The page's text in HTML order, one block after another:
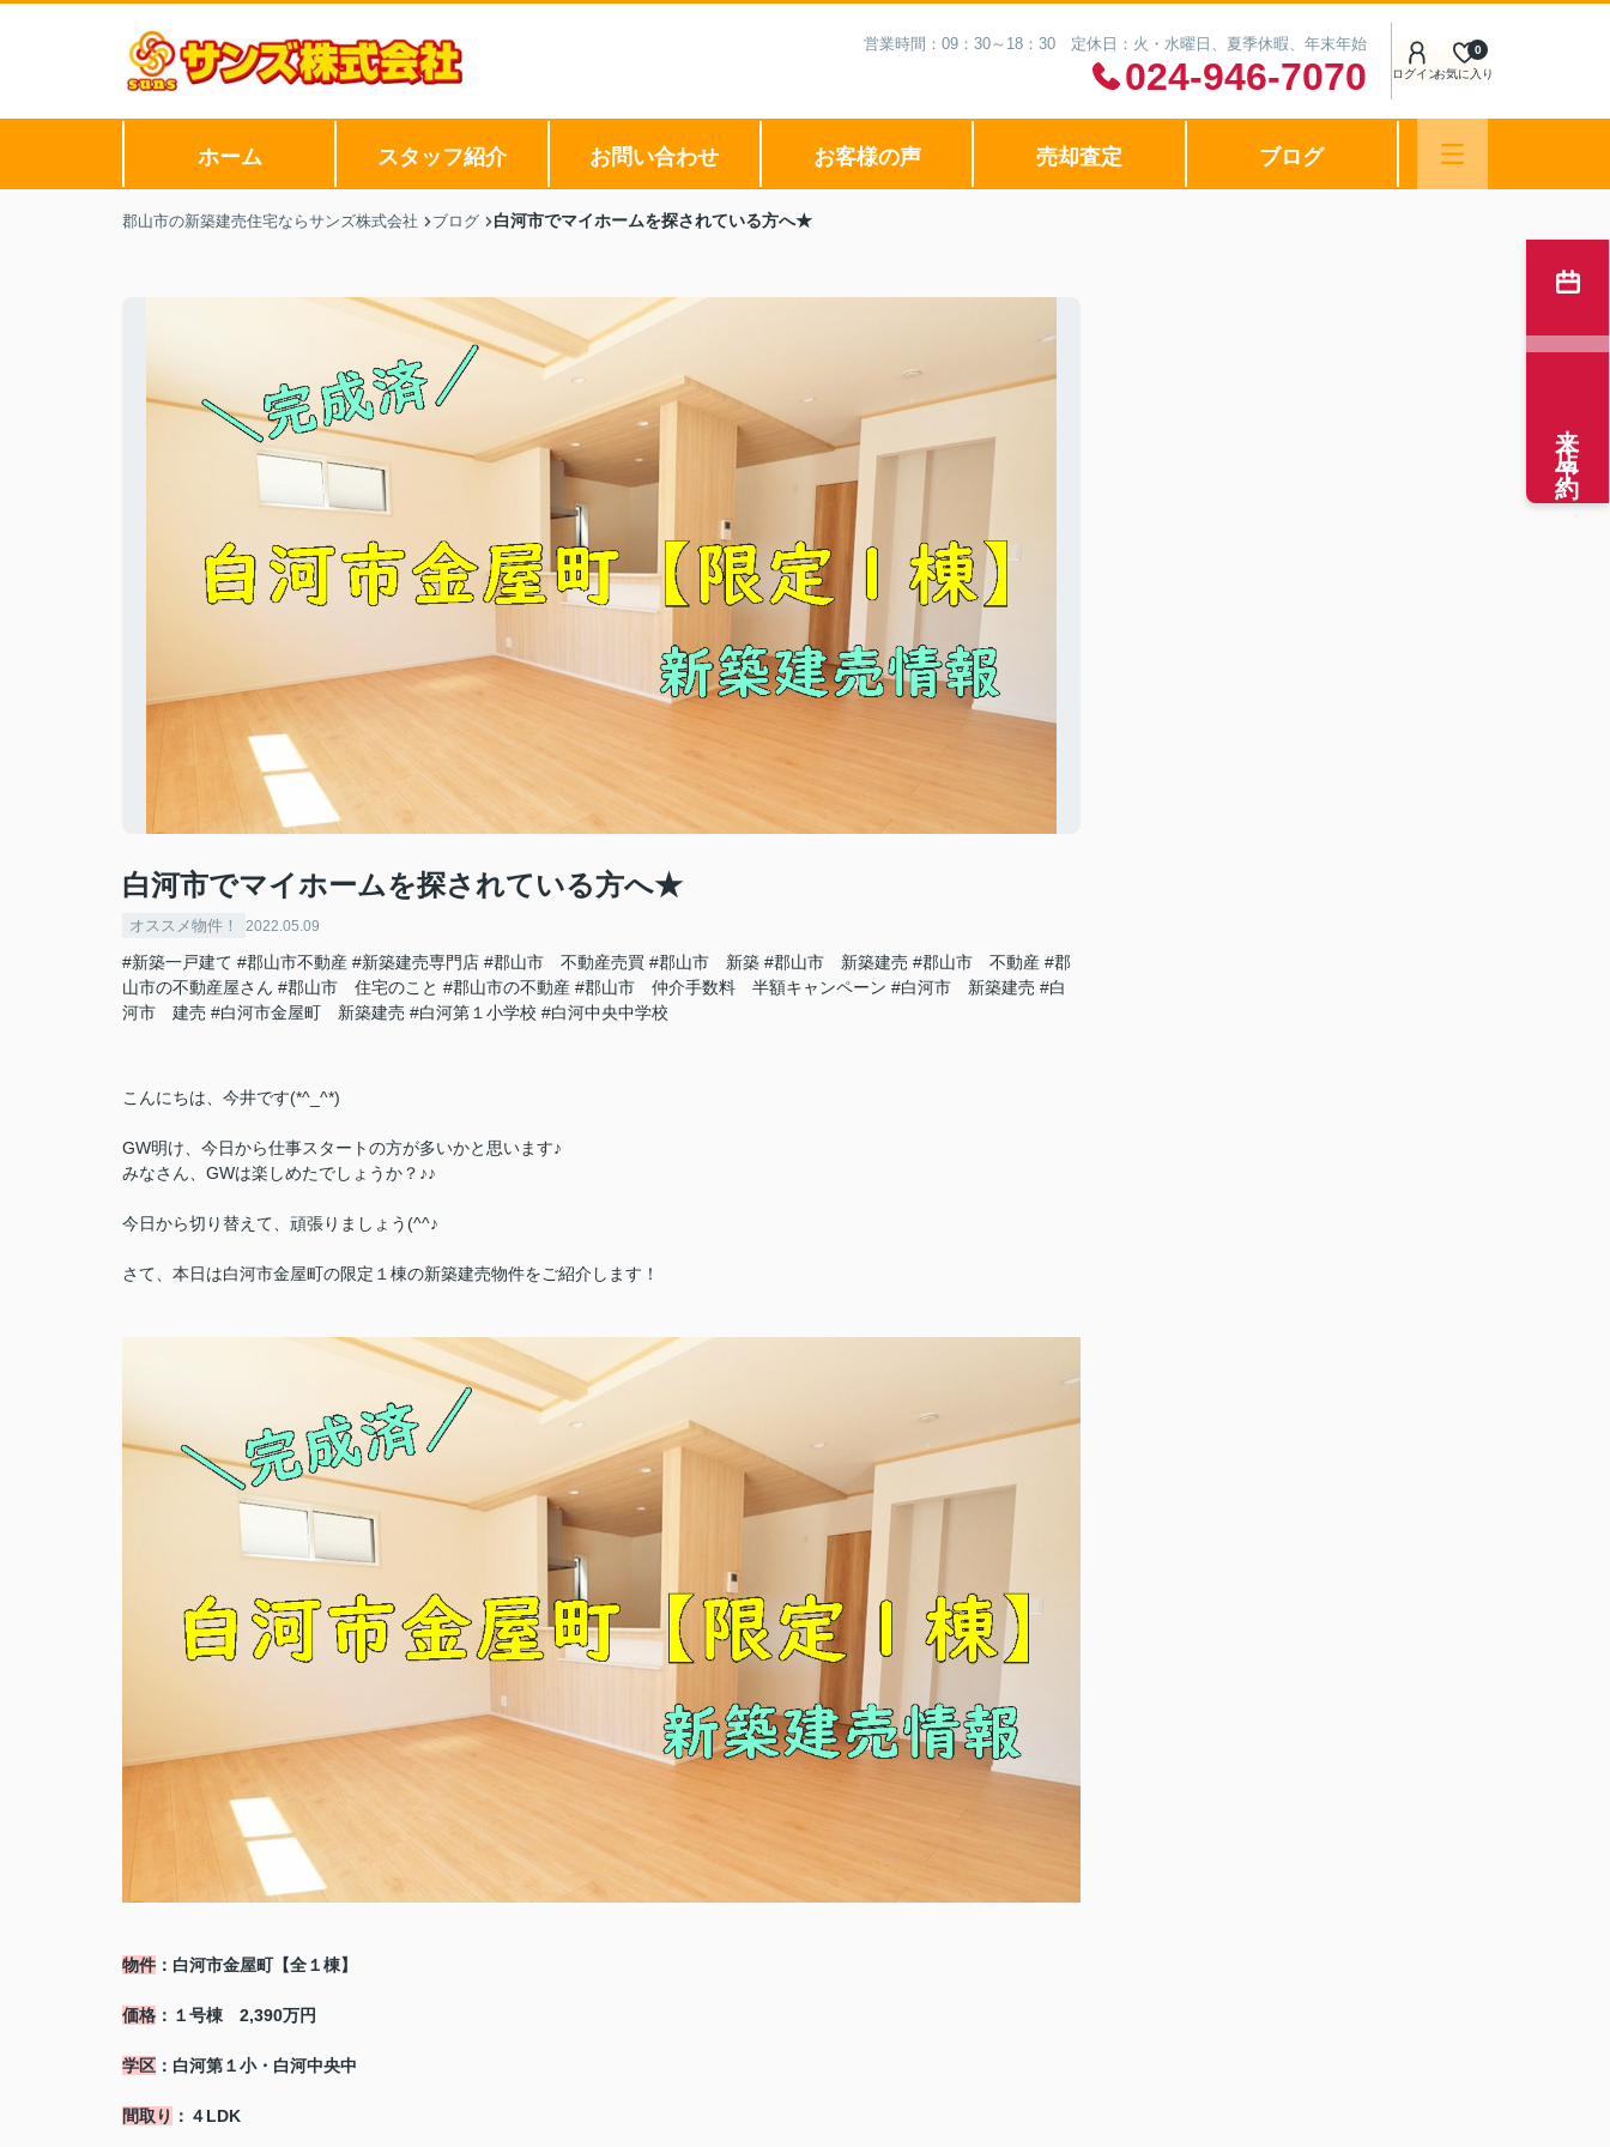
営業時間：09：30～18：30 定休日：火・水曜日、夏季休暇、年末年始
024-946-7070 ログインお気に入り
0
ホーム スタッフ紹介 お問い合わせ お客様の声 売却査定 ブログ
郡山市の新築建売住宅ならサンズ株式会社 ブログ 白河市でマイホームを探されている方へ★
白河市でマイホームを探されている方へ★
オススメ物件！ 2022.05.09
#新築一戸建て #郡山市不動産 #新築建売専門店 #郡山市 不動産売買 #郡山市 新築 #郡山市 新築建売 #郡山市 不動産 #郡
山市の不動産屋さん #郡山市 住宅のこと #郡山市の不動産 #郡山市 仲介手数料 半額キャンペーン #白河市 新築建売 #白
河市 建売 #白河市金屋町 新築建売 #白河第１小学校 #白河中央中学校
こんにちは、今井です(*^_^*)
GW明け、今日から仕事スタートの方が多いかと思います♪
みなさん、GWは楽しめたでしょうか？♪♪
今日から切り替えて、頑張りましょう(^^♪
さて、本日は白河市金屋町の限定１棟の新築建売物件をご紹介します！
物件 ：白河市金屋町【全１棟】
価格 ：１号棟 2,390万円
学区 ：白河第１小・白河中央中
間取り ：４LDK
来店予約